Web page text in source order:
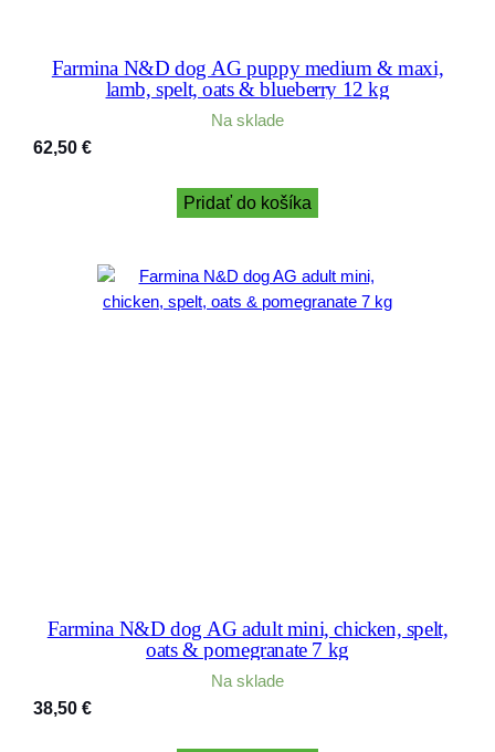
Farmina N&D dog AG puppy medium & maxi,
lamb, spelt, oats & blueberry 12 kg
Na sklade
62,50 €
Pridať do košíka
Farmina N&D dog AG adult mini, chicken, spelt,
oats & pomegranate 7 kg
Na sklade
38,50 €